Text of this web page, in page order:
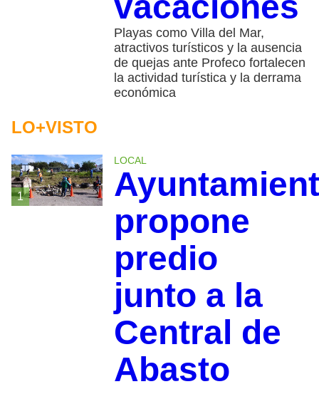
Playas como Villa del Mar,
atractivos turísticos y la ausencia
de quejas ante Profeco fortalecen
la actividad turística y la derrama
económica
LO+VISTO
1
LOCAL
propone
predio
junto a la
Central de
Abasto